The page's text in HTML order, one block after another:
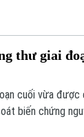
thư giai
cuối vừa được
biến chứng